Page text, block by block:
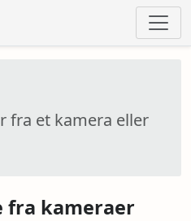
fra et kamera eller
fra kameraer